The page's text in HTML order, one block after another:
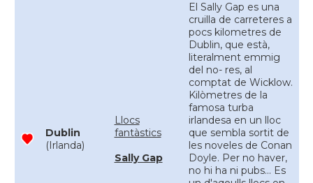
Dublin
(Irlanda)
Llocs
fantàstics
Sally Gap
El Sally Gap es una
cruilla de carreteres a
pocs kilometres de
Dublin, que està,
literalment emmig
del no- res, al
comptat de Wicklow.
Kilòmetres de la
famosa turba
irlandesa en un lloc
que sembla sortit de
les noveles de Conan
Doyle. Per no haver,
no hi ha ni pubs... Es